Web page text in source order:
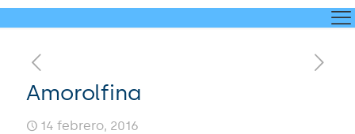
Amorolfina
14 febrero, 2016